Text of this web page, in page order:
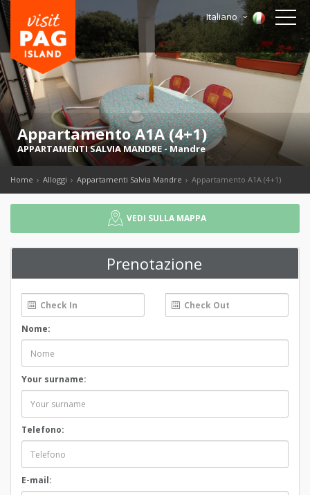
Italiano
Appartamento A1A (4+1)
APPARTAMENTI SALVIA MANDRE-Mandre
Home Alloggi Appartamenti Salvia Mandre Appartamento A1A (4+1)
VEDI SULLA MAPPA
Prenotazione
Nome:
Your surname:
Telefono:
E-mail: